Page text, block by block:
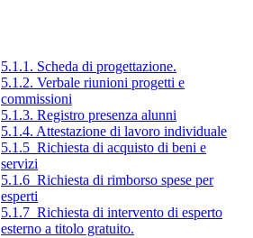
5.1.1. Scheda di progettazione.
5.1.2. Verbale riunioni progetti e
commissioni
5.1.3. Registro presenza alunni
5.1.4. Attestazione di lavoro individuale
5.1.5_Richiesta di acquisto di beni e
servizi
5.1.6_Richiesta di rimborso spese per
esperti
5.1.7_Richiesta di intervento di esperto
esterno a titolo gratuito.